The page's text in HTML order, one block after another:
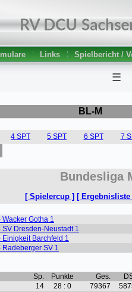
Links Spielbericht /
☰